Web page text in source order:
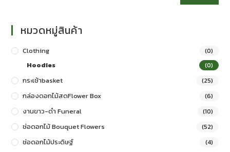
หมวดหมู่สินค้า
Clothing (0)
Hoodies (0)
กระเช้าbasket (25)
กล่องดอกไม้สดFlower Box (6)
งานขาว-ดำ Funeral (10)
ช่อดอกไม้ Bouquet Flowers (52)
ช่อดอกไม้ประดิษฐ์ (4)